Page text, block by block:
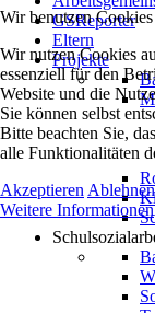
GSReporter
Eltern
Projekte
Wir benutzen Cookies
Wir nutzen Cookies
essenziell für den
Website und die
Sie können selbst
Bitte beachten Sie,
alle Funktionalitäten
Akzeptieren Ablehnen
Weitere Informationen